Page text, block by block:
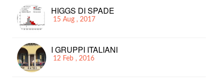
HIGGS DI SPADE
15 Aug , 2017
I GRUPPI ITALIANI
12 Feb , 2016